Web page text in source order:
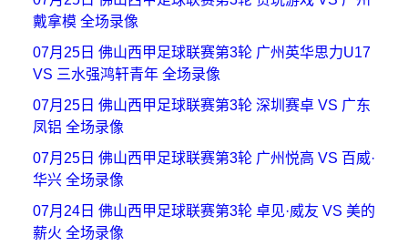
戴拿模 全场录像
07月25日 佛山西甲足球联赛第3轮 广州英华思力U17
VS 三水强鸿轩青年 全场录像
07月25日 佛山西甲足球联赛第3轮 深圳赛卓 VS 广东
凤铝 全场录像
07月25日 佛山西甲足球联赛第3轮 广州悦高 VS 百威·
华兴 全场录像
07月24日 佛山西甲足球联赛第3轮 卓见·威友 VS 美的
薪火 全场录像